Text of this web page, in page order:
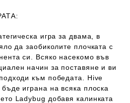
игра за двама, в
да заобиколите плочката с
си. Всяко насекомо във
начин за поставяне и ви
към победата. Hive
играна на всяка плоска
Ladybug добавя калинката